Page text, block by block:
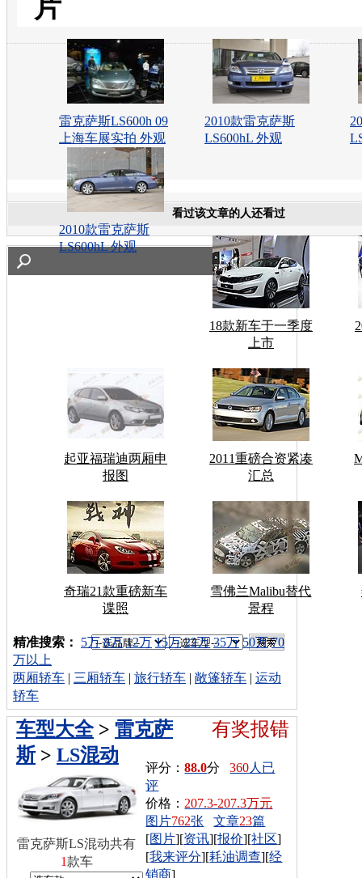
片
雷克萨斯LS600h 09
上海车展实拍 外观
2010款雷克萨斯
LS600hL 外观
2010款雷克萨斯
LS600hL 外观
看过该文章的人还看过
18款新车于一季度
上市
起亚福瑞迪两厢申
报图
2011重磅合资紧凑
汇总
奇瑞21款重磅新车
谍照
雪佛兰Malibu替代
景程
车型搜索：
精准搜索： 5万 8万 12万 15万 22万 35万 50万 70
万以上
两厢轿车 | 三厢轿车 | 旅行轿车 | 敞篷轿车 | 运动
轿车
有奖报错
车型大全> 雷克萨
斯> LS混动
评分：88.0分360人已
评
价格： 207.3-207.3万元
图片762张 文章23篇
[图片][资讯][报价][社区]
[我来评分][耗油调查][经
销商]
雷克萨斯LS混动共有
1款车